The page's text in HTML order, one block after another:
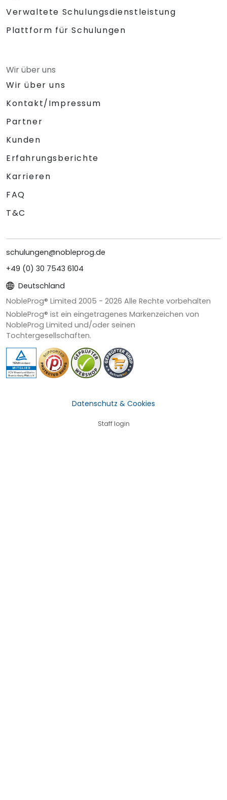
Verwaltete Schulungsdienstleistung
Plattform für Schulungen
Wir über uns
Wir über uns
Kontakt/Impressum
Partner
Kunden
Erfahrungsberichte
Karrieren
FAQ
T&C
schulungen@nobleprog.de
+49 (0) 30 7543 6104
Deutschland
NobleProg® Limited 2005 - 2026 Alle Rechte vorbehalten
NobleProg® ist ein eingetragenes Markenzeichen von
NobleProg Limited und/oder seinen
Tochtergesellschaften.
Datenschutz & Cookies
Staff login